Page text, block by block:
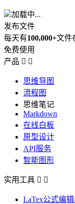
加载中...
发布文件
每天有100,000+文件
免费使用
产品  
思维导图
流程图
思维笔记
Markdown
在线白板
原型设计
API服务
智能图形
实用工具  
LaTex公式编